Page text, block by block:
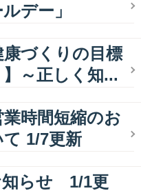
デー」
康づくりの目標
～正しく知...
時間短縮のお
1/7更新
知らせ 1/1更